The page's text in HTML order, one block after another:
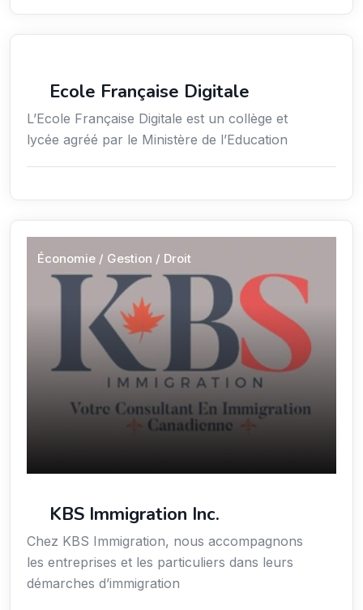
Ecole Française Digitale
L’Ecole Française Digitale est un collège et
lycée agréé par le Ministère de l’Education
Économie / Gestion / Droit
KBS Immigration Inc.
Chez KBS Immigration, nous accompagnons
les entreprises et les particuliers dans leurs
démarches d’immigration